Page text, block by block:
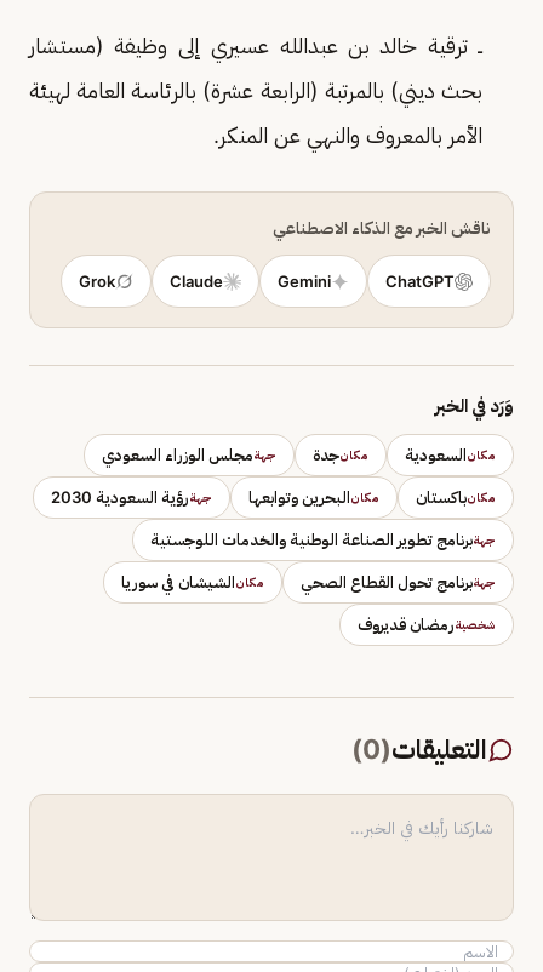
ــ ترقية خالد بن عبدالله عسيري إلى وظيفة (مستشار
بحث ديني) بالمرتبة (الرابعة عشرة) بالرئاسة العامة لهيئة
الأمر بالمعروف والنهي عن المنكر.
ناقش الخبر مع الذكاء الاصطناعي
ChatGPT
Gemini
Claude
Grok
وَرَد في الخبر
مكانالسعودية مكانجدة جهةمجلس الوزراء السعودي
مكانباكستان مكانالبحرين وتوابعها جهةرؤية السعودية 2030
جهةبرنامج تطوير الصناعة الوطنية والخدمات اللوجستية
جهةبرنامج تحول القطاع الصحي مكانالشيشان في سوريا
شخصيةرمضان قديروف
التعليقات(
0
)